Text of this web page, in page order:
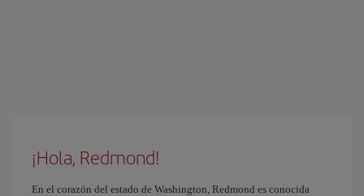
¡Hola, Redmond!
En el corazón del estado de Washington, Redmond es conocida